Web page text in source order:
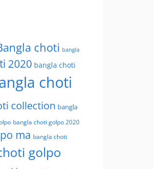
choti bangla
2020 bangla choti
choti
collection bangla
bangla choti golpo 2020
ma bangla choti
golpo